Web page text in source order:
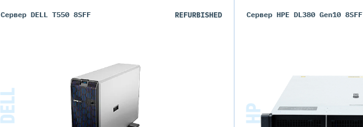
Сервер DELL T550 8SFF REFURBISHED Сервер HPE DL380 Gen10 8SFF